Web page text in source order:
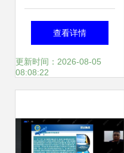
问题解析 文旅规划
与旅游开发项目策
查看详情
更新时间：2026-08-05
08:08:22